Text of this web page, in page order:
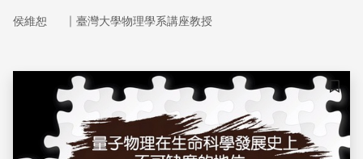
侯維恕 ｜ 臺灣大學物理學系講座教授
儲存